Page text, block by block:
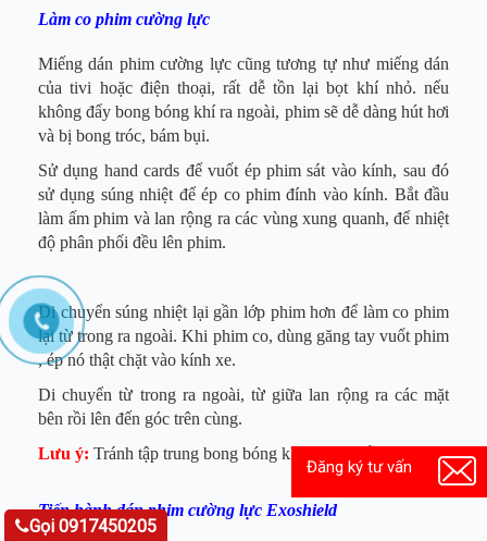
Làm co phim cường lực
Miếng dán phim cường lực cũng tương tự như miếng dán
của tivi hoặc điện thoại, rất dễ tồn lại bọt khí nhỏ. nếu
không đẩy bong bóng khí ra ngoài, phim sẽ dễ dàng hút hơi
và bị bong tróc, bám bụi.
Sử dụng hand cards để vuốt ép phim sát vào kính, sau đó
sử dụng súng nhiệt để ép co phim đính vào kính. Bắt đầu
làm ấm phim và lan rộng ra các vùng xung quanh, để nhiệt
độ phân phối đều lên phim.
Di chuyển súng nhiệt lại gần lớp phim hơn để làm co phim
lại từ trong ra ngoài. Khi phim co, dùng găng tay vuốt phim
, ép nó thật chặt vào kính xe.
Di chuyển từ trong ra ngoài, từ giữa lan rộng ra các mặt
bên rồi lên đến góc trên cùng.
Lưu ý: Tránh tập trung bong bóng khí vào 1 chỗ
Tiến hành dán phim cường lực Exoshield
Gọi 0917450205
Đăng ký tư vấn